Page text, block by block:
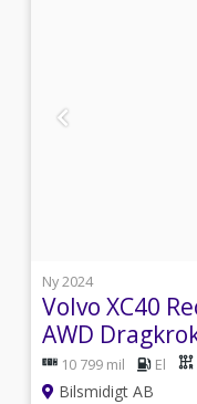
Ny 2024
Volvo XC40
AWD
10 799 mil El
Bilsmidigt AB